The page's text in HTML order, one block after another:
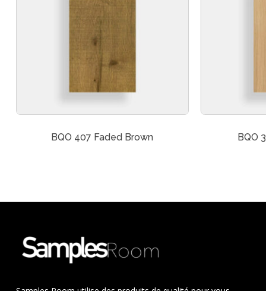
BQO 407 Faded Brown BQO